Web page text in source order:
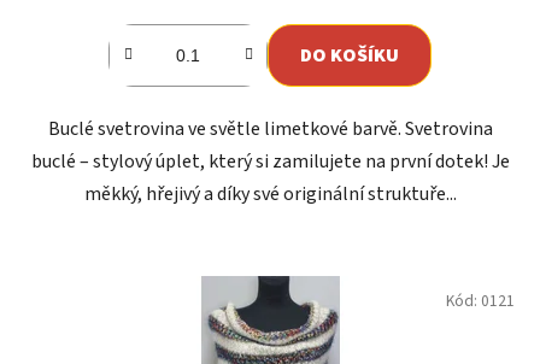
DO KOŠÍKU
Buclé svetrovina ve světle limetkové barvě. Svetrovina
buclé – stylový úplet, který si zamilujete na první dotek! Je
měkký, hřejivý a díky své originální struktuře...
Kód: 0121